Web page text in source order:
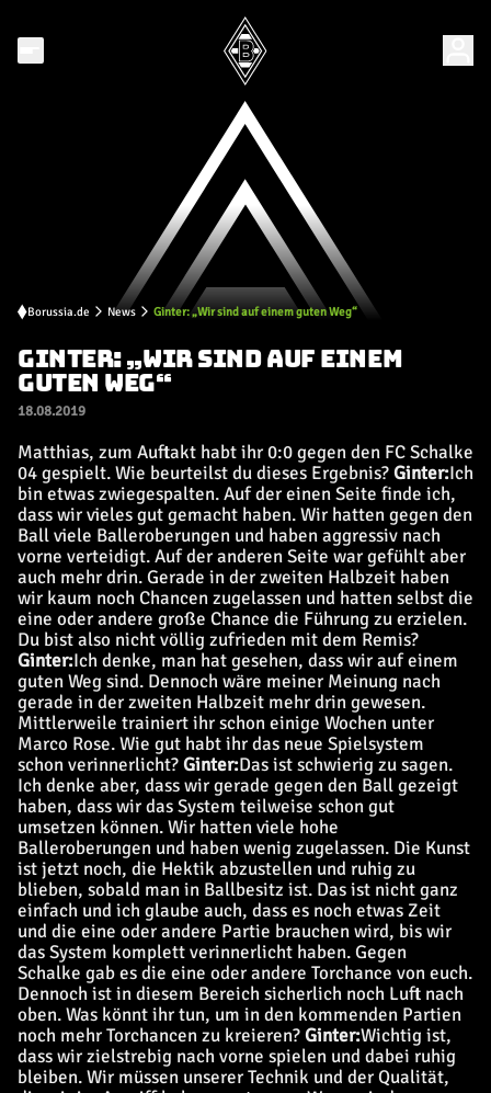
Borussia.de News Ginter: „Wir sind auf einem guten Weg“
GINTER: „WIR SIND AUF EINEM
GUTEN WEG“
18.08.2019
Matthias, zum Auftakt habt ihr 0:0 gegen den FC Schalke
04 gespielt. Wie beurteilst du dieses Ergebnis?Ginter:Ich
bin etwas zwiegespalten. Auf der einen Seite finde ich,
dass wir vieles gut gemacht haben. Wir hatten gegen den
Ball viele Balleroberungen und haben aggressiv nach
vorne verteidigt. Auf der anderen Seite war gefühlt aber
auch mehr drin. Gerade in der zweiten Halbzeit haben
wir kaum noch Chancen zugelassen und hatten selbst die
eine oder andere große Chance die Führung zu erzielen.
Du bist also nicht völlig zufrieden mit dem Remis?
Ginter:Ich denke, man hat gesehen, dass wir auf einem
guten Weg sind. Dennoch wäre meiner Meinung nach
gerade in der zweiten Halbzeit mehr drin gewesen.
Mittlerweile trainiert ihr schon einige Wochen unter
Marco Rose. Wie gut habt ihr das neue Spielsystem
schon verinnerlicht?Ginter:Das ist schwierig zu sagen.
Ich denke aber, dass wir gerade gegen den Ball gezeigt
haben, dass wir das System teilweise schon gut
umsetzen können. Wir hatten viele hohe
Balleroberungen und haben wenig zugelassen. Die Kunst
ist jetzt noch, die Hektik abzustellen und ruhig zu
blieben, sobald man in Ballbesitz ist. Das ist nicht ganz
einfach und ich glaube auch, dass es noch etwas Zeit
und die eine oder andere Partie brauchen wird, bis wir
das System komplett verinnerlicht haben.Gegen
Schalke gab es die eine oder andere Torchance von euch.
Dennoch ist in diesem Bereich sicherlich noch Luft nach
oben. Was könnt ihr tun, um in den kommenden Partien
noch mehr Torchancen zu kreieren?Ginter:Wichtig ist,
dass wir zielstrebig nach vorne spielen und dabei ruhig
bleiben. Wir müssen unserer Technik und der Qualität,